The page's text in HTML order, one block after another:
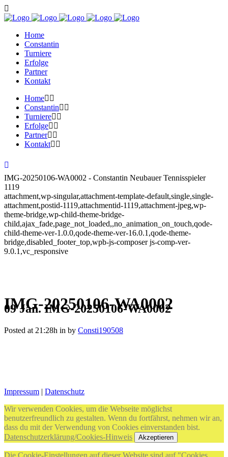
Home
Constantin
Turniere
Erfolge
Partner
Kontakt
Home
Constantin
Turniere
Erfolge
Partner
Kontakt
IMG-20250106-WA0002 - Constantin Neubauer Tennisspieler
1119
attachment,wp-singular,attachment-template-default,single,single-
attachment,postid-1119,attachmentid-1119,attachment-jpeg,wp-
theme-bridge,wp-child-theme-bridge-
child,ajax_fade,page_not_loaded,,no_animation_on_touch,qode-
child-theme-ver-1.0.0,qode-theme-ver-16.0.1,qode-theme-
bridge,disabled_footer_top,wpb-js-composer js-comp-ver-
9.0.1,vc_responsive
IMG-20250106-WA0002
09 Jan.IMG-20250106-WA0002
Posted at 21:28h in by Consti190508
Impressum | Datenschutz
Wir verwenden Cookies, um die Webseite möglichst
benutzerfreundlich zu gestalten. Wenn du fortfährst, nehmen wir an,
dass du mit der Verwendung von Cookies einverstanden bist.
Datenschutzerklärung/Cookies-Hinweis
Akzeptieren
Die Cookie-Einstellungen auf dieser Website sind auf "Cookies